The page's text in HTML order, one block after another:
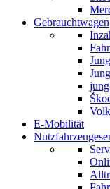
Gebrauchtwagen
E-Mobilität